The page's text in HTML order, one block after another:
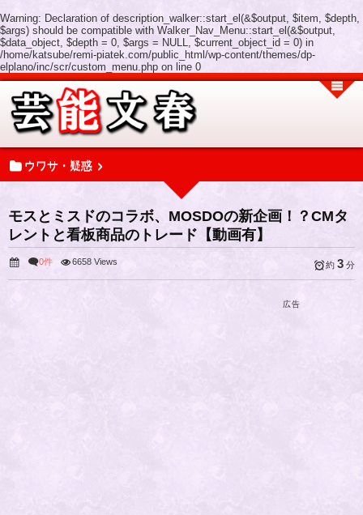
Warning: Declaration of description_walker::start_el(&$output, $item, $depth,
$args) should be compatible with Walker_Nav_Menu::start_el(&$output,
$data_object, $depth = 0, $args = NULL, $current_object_id = 0) in
/home/katsube/remi-piatek.com/public_html/wp-content/themes/dp-
elplano/inc/scr/custom_menu.php on line 0
ウワサ・疑惑
モスとミスドのコラボ、MOSDOの新企画！？CMタ
レントと看板商品のトレード【動画有】
0件 6658 Views 約 3 分
広告